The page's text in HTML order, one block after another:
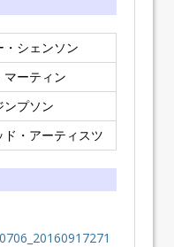
・シェンソン
マーティン
ンプソン
ド・アーティスツ